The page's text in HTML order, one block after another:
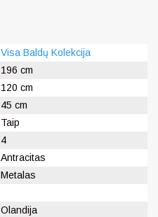
Visa Baldų Kolekcija
196 cm
120 cm
45 cm
Taip
4
Antracitas
Metalas
Olandija